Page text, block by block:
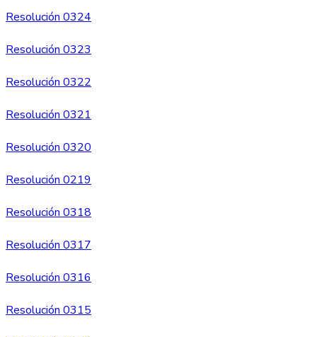
Resolución 0324
Resolución 0323
Resolución 0322
Resolución 0321
Resolución 0320
Resolución 0219
Resolución 0318
Resolución 0317
Resolución 0316
Resolución 0315